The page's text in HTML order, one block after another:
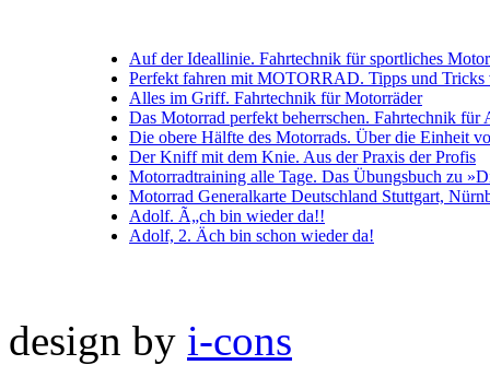
Auf der Ideallinie. Fahrtechnik für sportliches
Perfekt fahren mit MOTORRAD. Tipps und Tricks
Alles im Griff. Fahrtechnik für Motorräder
Das Motorrad perfekt beherrschen. Fahrtechnik für
Die obere Hälfte des Motorrads. Über die Einheit
Der Kniff mit dem Knie. Aus der Praxis der Profis
Motorradtraining alle Tage. Das Übungsbuch zu
Motorrad Generalkarte Deutschland Stuttgart,
Adolf. Ã„ch bin wieder da!!
Adolf, 2. Äch bin schon wieder da!
design by i-cons